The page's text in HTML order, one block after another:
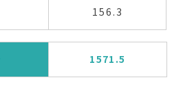
156.3
1571.5